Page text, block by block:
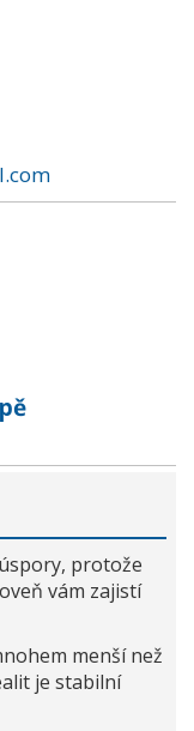
protože
vám zajistí
menší než
je stabilní